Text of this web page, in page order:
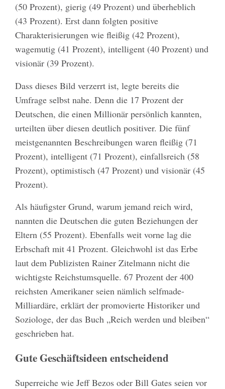
(50 Prozent), gierig (49 Prozent) und überheblich
(43 Prozent). Erst dann folgten positive
Charakterisierungen wie fleißig (42 Prozent),
wagemutig (41 Prozent), intelligent (40 Prozent) und
visionär (39 Prozent).
Dass dieses Bild verzerrt ist, legte bereits die
Umfrage selbst nahe. Denn die 17 Prozent der
Deutschen, die einen Millionär persönlich kannten,
urteilten über diesen deutlich positiver. Die fünf
meistgenannten Beschreibungen waren fleißig (71
Prozent), intelligent (71 Prozent), einfallsreich (58
Prozent), optimistisch (47 Prozent) und visionär (45
Prozent).
Als häufigster Grund, warum jemand reich wird,
nannten die Deutschen die guten Beziehungen der
Eltern (55 Prozent). Ebenfalls weit vorne lag die
Erbschaft mit 41 Prozent. Gleichwohl ist das Erbe
laut dem Publizisten Rainer Zitelmann nicht die
wichtigste Reichstumsquelle. 67 Prozent der 400
reichsten Amerikaner seien nämlich selfmade-
Milliardäre, erklärt der promovierte Historiker und
Soziologe, der das Buch „Reich werden und bleiben“
geschrieben hat.
Gute Geschäftsideen entscheidend
Superreiche wie Jeff Bezos oder Bill Gates seien vor